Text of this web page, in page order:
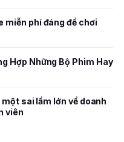
miễn phí đáng để chơi
Hợp Những Bộ Phim Hay
sai lầm lớn về doanh
viên